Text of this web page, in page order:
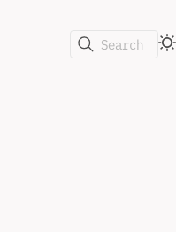
Search